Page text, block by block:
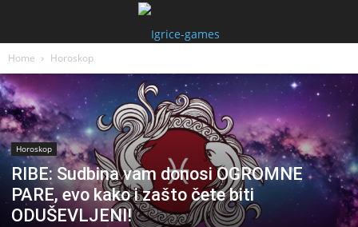
Home Horoskop
Horoskop
RIBE: Sudbina vam donosi OGROMNE
PARE, evo kako i zašto čete biti
ODUŠEVLJENI!